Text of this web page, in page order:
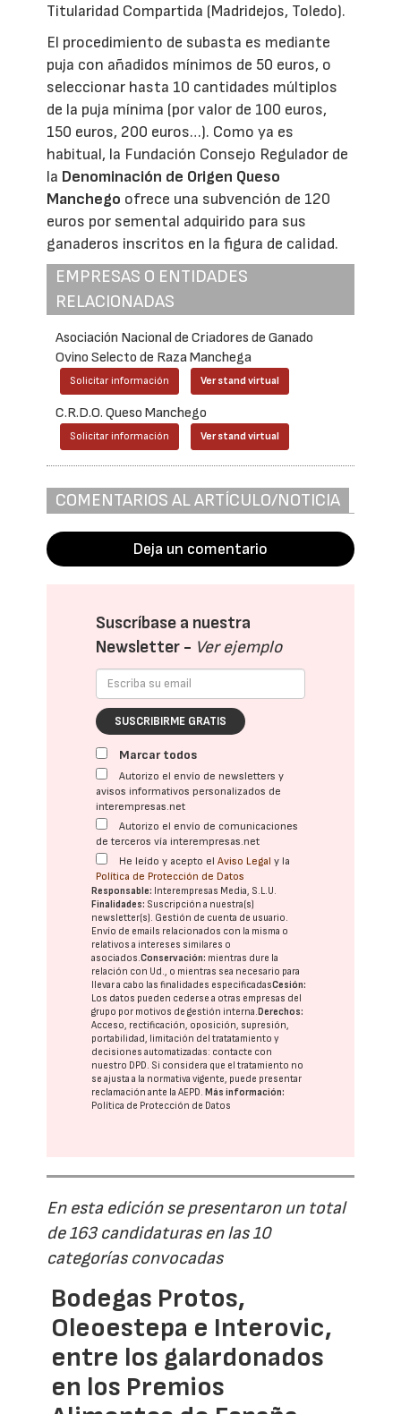
Titularidad Compartida (Madridejos, Toledo).
El procedimiento de subasta es mediante
puja con añadidos mínimos de 50 euros, o
seleccionar hasta 10 cantidades múltiplos
de la puja mínima (por valor de 100 euros,
150 euros, 200 euros…). Como ya es
habitual, la Fundación Consejo Regulador de
la Denominación de Origen Queso
Manchego ofrece una subvención de 120
euros por semental adquirido para sus
ganaderos inscritos en la figura de calidad.
EMPRESAS O ENTIDADES
RELACIONADAS
Asociación Nacional de Criadores de Ganado
Ovino Selecto de Raza Manchega
Solicitar información Ver stand virtual
C.R.D.O. Queso Manchego
Solicitar información Ver stand virtual
COMENTARIOS AL ARTÍCULO/NOTICIA
Deja un comentario
Suscríbase a nuestra
Newsletter - Ver ejemplo
SUSCRIBIRME GRATIS
Marcar todos
Autorizo el envío de newsletters y
avisos informativos personalizados de
interempresas.net
Autorizo el envío de comunicaciones
de terceros vía interempresas.net
He leído y acepto elAviso Legal y la
Política de Protección de Datos
Responsable: Interempresas Media, S.L.U.
Finalidades: Suscripción a nuestra(s)
newsletter(s). Gestión de cuenta de usuario.
Envío de emails relacionados con la misma o
relativos a intereses similares o
asociados.Conservación: mientras dure la
relación con Ud., o mientras sea necesario para
llevar a cabo las finalidades especificadasCesión:
Los datos pueden cederse a otras empresas del
grupo por motivos de gestión interna.Derechos:
Acceso, rectificación, oposición, supresión,
portabilidad, limitación del tratatamiento y
decisiones automatizadas: contacte con
nuestro DPD. Si considera que el tratamiento no
se ajusta a la normativa vigente, puede presentar
reclamación ante laAEPD.Más información:
Política de Protección de Datos
En esta edición se presentaron un total
de 163 candidaturas en las 10
categorías convocadas
Bodegas Protos,
Oleoestepa e Interovic,
entre los galardonados
en los Premios